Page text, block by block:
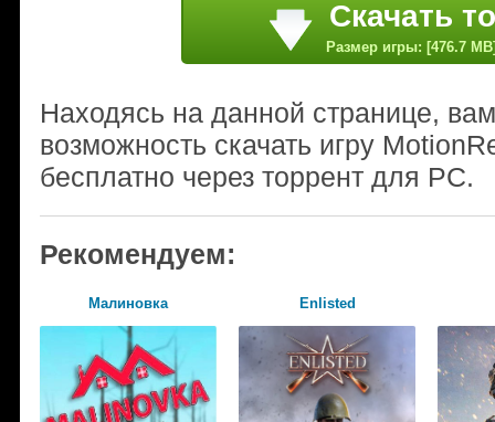
Скачать
Размер игры: [476.7
Находясь на данной странице,
возможность скачать игру
бесплатно через торрент для PC.
Рекомендуем:
Малиновка Enlisted